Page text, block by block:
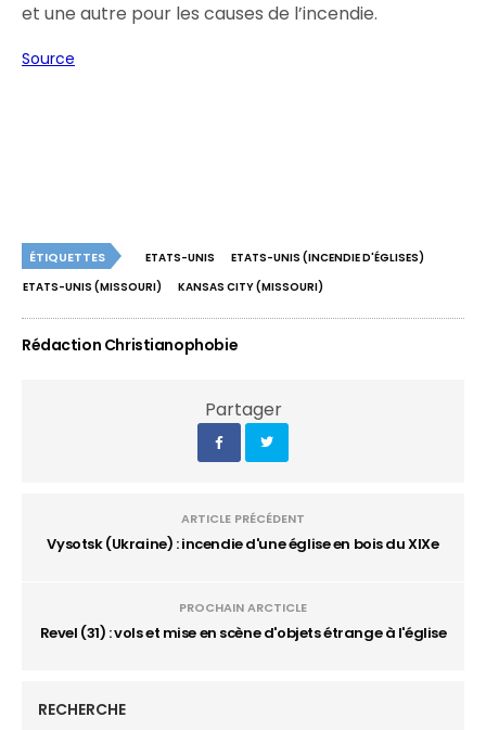
et une autre pour les causes de l’incendie.
Source
ÉTIQUETTES ETATS-UNIS
ETATS-UNIS (INCENDIE D'ÉGLISES)
ETATS-UNIS (MISSOURI)
KANSAS CITY (MISSOURI)
Rédaction Christianophobie
Partager
ARTICLE PRÉCÉDENT
Vysotsk (Ukraine) : incendie d'une église en bois du XIXe
PROCHAIN ARCTICLE
Revel (31) : vols et mise en scène d'objets étrange à l'église
RECHERCHE